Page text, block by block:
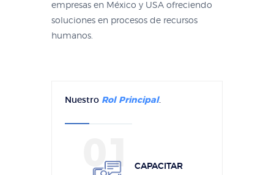
empresas en México y USA ofreciendo
soluciones en procesos de recursos
humanos.
Nuestro Rol Principal.
01 CAPACITAR